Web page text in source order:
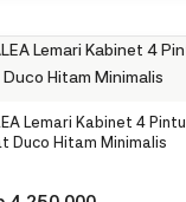
Lemari Kabinet 4 Pintu
Duco Hitam Minimalis